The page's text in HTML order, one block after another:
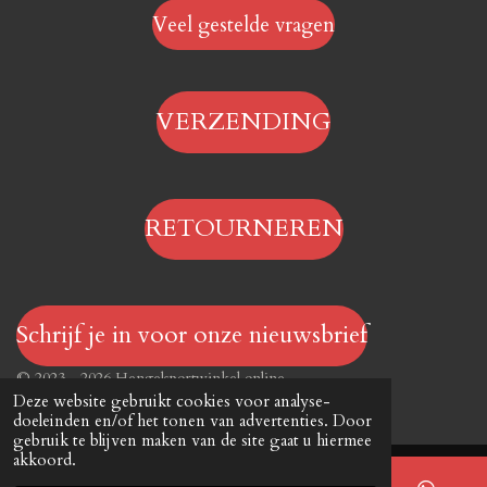
Deze website gebruikt cookies voor analyse-
doeleinden en/of het tonen van advertenties. Door
gebruik te blijven maken van de site gaat u hiermee
akkoord.
Veel gestelde vragen
VERZENDING
RETOURNEREN
Schrijf je in voor onze nieuwsbrief
© 2023 - 2026 Hengelsportwinkel.online
Powered byJouwWeb